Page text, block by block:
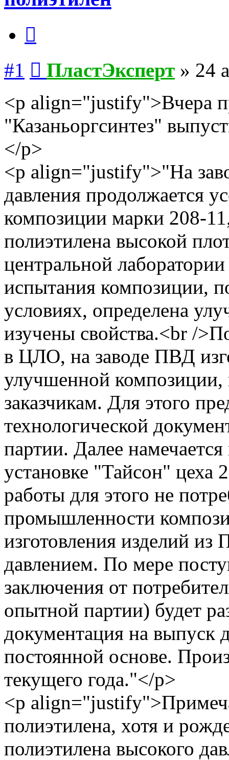
#1 ПластЭксперт » 24
<p align="justify">Вчера
"Казаньоргсинтез"
</p>
<p align="justify">"На
давления продолжается
композиции марки 208-
полиэтилена высокой
центральной
испытания композиции,
условиях, определена
изучены свойства.<br /
в ЦЛО, на заводе ПВД
улучшенной композиции,
заказчикам. Для этого
технологической
партии. Далее
установке "Тайсон" цеха
работы для этого не
промышленности
изготовления изделий
давлением. По мере
заключения от
опытной партии) будет
документация на выпуск
постоянной основе.
текущего года."</p>
<p
полиэтилена, хотя и
полиэтилена высокого